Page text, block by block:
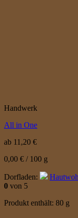
Handwerk
All in One
ab 11,20 €
0,00 € / 100 g
Dorfladen:
0 von 5
Produkt enthält: 80 g